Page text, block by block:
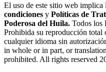
El uso de este sitio web implica
condiciones y Políticas de
Poderosa del Huila. Todos los
Prohibida su reproducción total
cualquier idioma sin
in whole or in part, or
prohibited. All rights reserved